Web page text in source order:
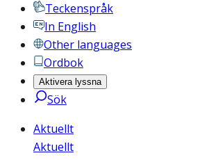
Teckenspråk
In English
Other languages
Ordbok
Aktivera lyssna
Sök
Aktuellt
Aktuellt